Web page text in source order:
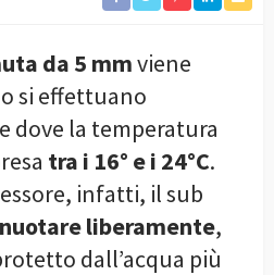
da 5 mmviene
si effettuano
dove la temperatura
tra i 16° e i 24°C.
infatti, il sub
liberamente,
dall’acqua più